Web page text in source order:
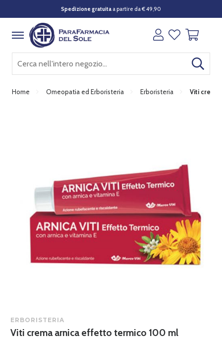
Spedizione gratuitaa partire da € 49,90
Home Omeopatia ed Erboristeria Erboristeria Viti
ERBORISTERIA
Viti crema arnica effetto termico 100 ml